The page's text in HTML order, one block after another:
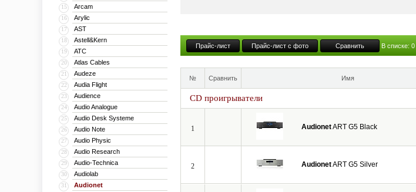
15 Arcam
16 Arylic
17 AST
18 Astell&Kern
19 ATC
20 Atlas Cables
21 Audeze
22 Audia Flight
23 Audience
24 Audio Analogue
25 Audio Desk Systeme
26 Audio Note
27 Audio Physic
28 Audio Research
29 Audio-Technica
30 Audiolab
31 Audionet
Прайс-лист Прайс-лист с фото Сравнить В списке: 0
№ Сравнить Имя
CD проигрыватели
1 AudionetART G5 Black
2 AudionetART G5 Silver